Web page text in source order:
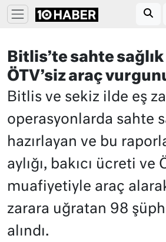
Bitlis’te sahte
ÖTV’siz araç
Bitlis ve sekiz ilde eş
operasyonlarda sahte
hazırlayan ve bu
aylığı, bakıcı ücreti ve
muafiyetiyle araç
zarara uğratan 98
alındı.